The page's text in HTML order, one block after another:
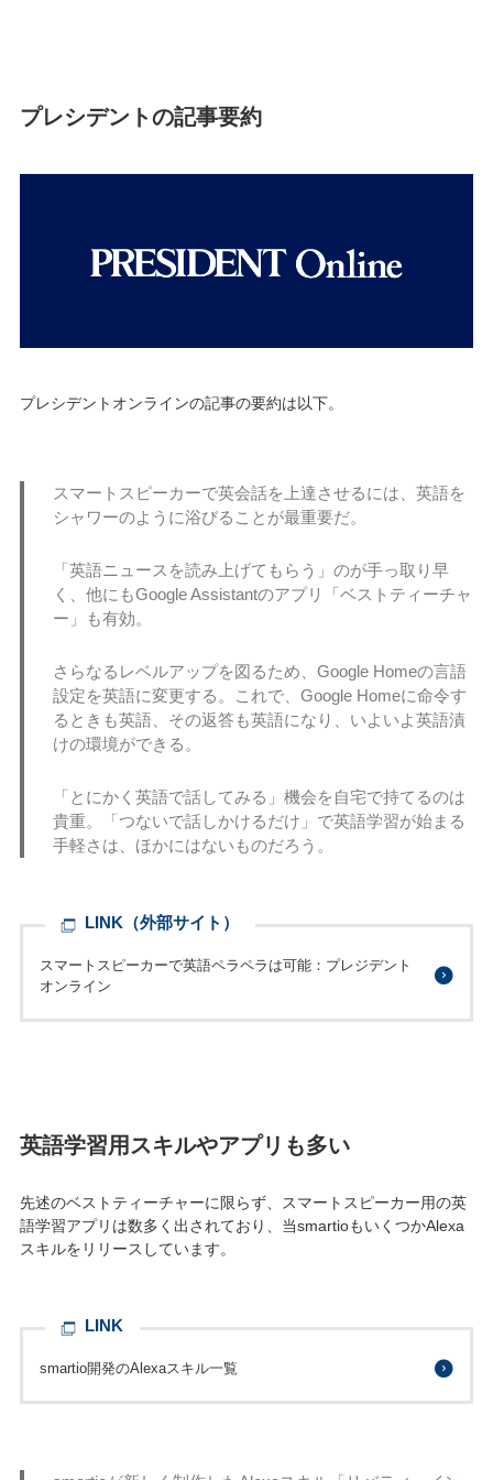
プレシデントの記事要約
プレシデントオンラインの記事の要約は以下。
スマートスピーカーで英会話を上達させるには、英語を
シャワーのように浴びることが最重要だ。
「英語ニュースを読み上げてもらう」のが手っ取り早
く、他にもGoogle Assistantのアプリ「ベストティーチャ
ー」も有効。
さらなるレベルアップを図るため、Google Homeの言語
設定を英語に変更する。これで、Google Homeに命令す
るときも英語、その返答も英語になり、いよいよ英語漬
けの環境ができる。
「とにかく英語で話してみる」機会を自宅で持てるのは
貴重。「つないで話しかけるだけ」で英語学習が始まる
手軽さは、ほかにはないものだろう。
LINK（外部サイト）
スマートスピーカーで英語ペラペラは可能：プレジデント
オンライン
英語学習用スキルやアプリも多い
先述のベストティーチャーに限らず、スマートスピーカー用の英
語学習アプリは数多く出されており、当smartioもいくつかAlexa
スキルをリリースしています。
LINK
smartio開発のAlexaスキル一覧